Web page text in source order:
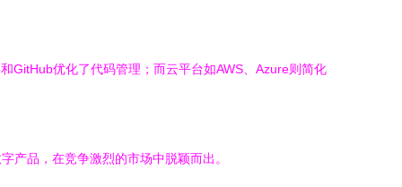
GitHub优化了代码管理；而云平台如AWS、Azure则简化
产品，在竞争激烈的市场中脱颖而出。